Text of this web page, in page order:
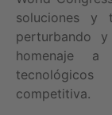
soluciones y
perturbando
homenaje a
competitiva.